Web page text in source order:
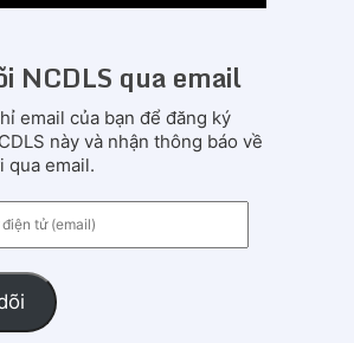
NCDLS qua email
email của bạn để đăng ký
này và nhận thông báo về
qua email.